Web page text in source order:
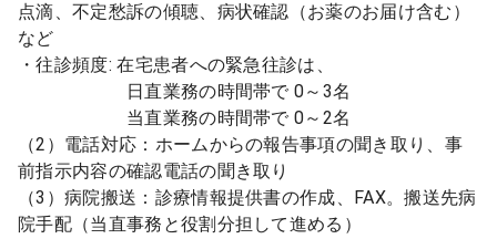
点滴、不定愁訴の傾聴、病状確認（お薬のお届け含む）
など
・往診頻度: 在宅患者への緊急往診は、
日直業務の時間帯で 0～3名
当直業務の時間帯で 0～2名
（2）電話対応：ホームからの報告事項の聞き取り、事
前指示内容の確認電話の聞き取り
（3）病院搬送：診療情報提供書の作成、FAX。搬送先病
院手配（当直事務と役割分担して進める）